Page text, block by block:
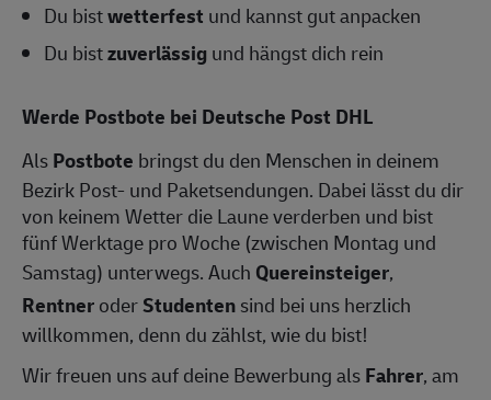
Du bistwetterfest und kannst gut anpacken
Du bistzuverlässigund hängst dich rein
Werde Postbote bei Deutsche Post DHL
AlsPostbote bringst du den Menschen in deinem
Bezirk Post- und Paketsendungen. Dabei lässt du dir
von keinem Wetter die Laune verderben und bist
fünf Werktage pro Woche (zwischen Montag und
Samstag) unterwegs. Auch Quereinsteiger,
RentneroderStudentensind bei uns herzlich
willkommen, denn du zählst, wie du bist!
Wir freuen uns auf deine Bewerbung alsFahrer, am